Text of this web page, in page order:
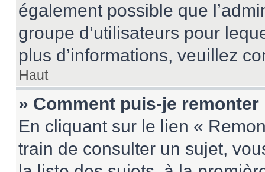
également possible que
groupe d’utilisateurs pour
plus d’informations, veuillez
Haut
» Comment puis-je
En cliquant sur le lien «
train de consulter un sujet,